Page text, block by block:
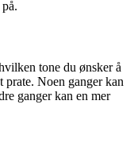
tone du ønsker å
Noen ganger kan
ganger kan en mer